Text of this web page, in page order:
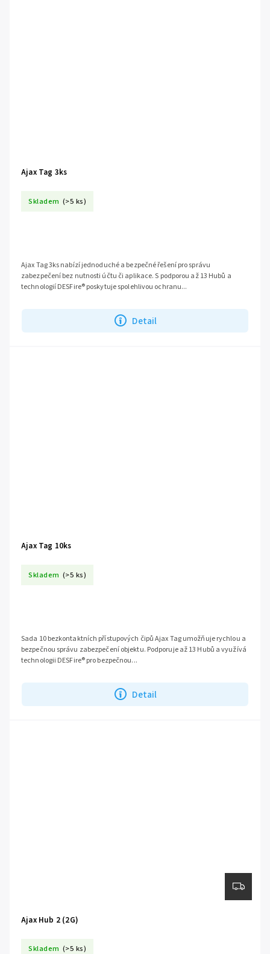
Ajax Tag 3ks
Skladem (>5 ks)
Detail
Ajax Tag 3ks nabízí jednoduché a bezpečné řešení pro správu
zabezpečení bez nutnosti účtu či aplikace. S podporou až 13 Hubů a
technologií DESFire® poskytuje spolehlivou ochranu...
Ajax Tag 10ks
Skladem (>5 ks)
Detail
Sada 10 bezkontaktních přístupových čipů Ajax Tag umožňuje rychlou a
bezpečnou správu zabezpečení objektu. Podporuje až 13 Hubů a využívá
technologii DESFire® pro bezpečnou...
Ajax Hub 2 (2G)
Skladem (>5 ks)